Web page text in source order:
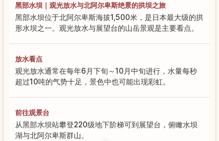
黑部水坝｜观光放水与北阿尔卑斯绝景的拱坝之旅
黑部水坝位于北阿尔卑斯海拔1,500米，是日本最大级的拱
形水坝之一。观光放水与展望台的山岳景观是主要看点。
放水看点
观光放水通常在每年6月下旬～10月中旬进行，水量每秒
超过10吨的气势十足，景色中也可能出现彩虹。
前往观景台
从黑部水坝站攀登220级地下阶梯可到展望台，俯瞰水坝
湖与北阿尔卑斯群山。